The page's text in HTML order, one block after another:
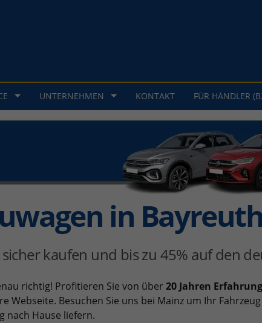
UNTERNEHMEN KONTAKT FÜR HÄNDLER
in Bayreuth
kaufen und bis zu 45% auf den
richtig! Profitieren Sie von über 20 Jahren Erfahrung
Webseite. Besuchen Sie uns bei Mainz um Ihr
nach Hause liefern.